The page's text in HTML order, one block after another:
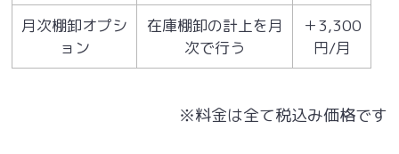
月次棚卸オプシ
ョン
在庫棚卸の計上を月
次で行う
＋3,300
円/月
※料金は全て税込み価格です